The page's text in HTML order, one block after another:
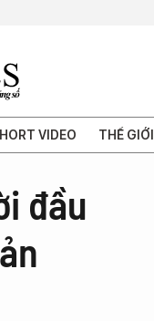
VIDEO THẾ GIỚI
đầu